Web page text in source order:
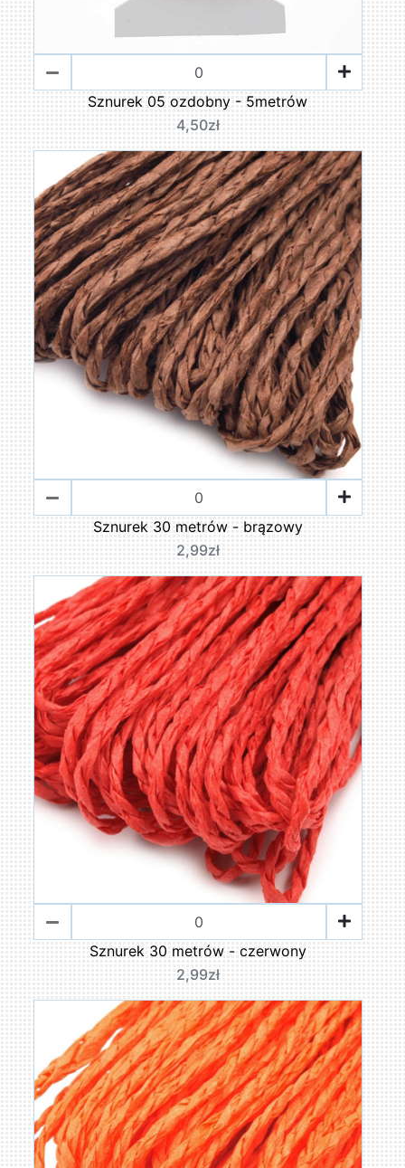
Sznurek 05 ozdobny - 5metrów
4,50zł
Sznurek 30 metrów - brązowy
2,99zł
Sznurek 30 metrów - czerwony
2,99zł